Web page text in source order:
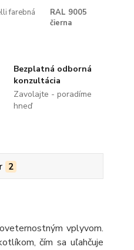
farebná
RAL 9005
čierna
Bezplatná odborná
konzultácia
Zavolajte - poradíme
hneď
2
vplyvom.
čím sa uľahčuje